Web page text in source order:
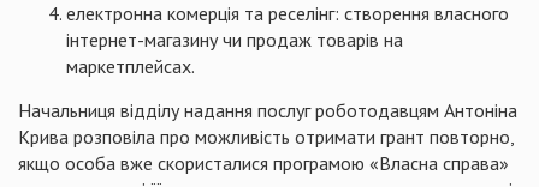
електронна комерція та реселінг: створення власного
інтернет-магазину чи продаж товарів на
маркетплейсах.
Начальниця відділу надання послуг роботодавцям Антоніна
Крива розповіла про можливість отримати грант повторно,
якщо особа вже скористалися програмою «Власна справа»